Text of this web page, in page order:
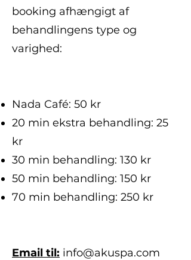
booking afhængigt af
behandlingens type og
varighed:
Nada Café: 50 kr
20 min ekstra behandling: 25
kr
30 min behandling: 130 kr
50 min behandling: 150 kr
70 min behandling: 250 kr
​Email til: info@akuspa.com